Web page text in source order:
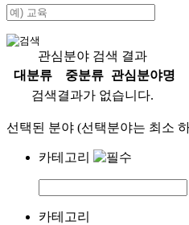
관심분야 검색 결과
대분류
중분류
관심분야명
검색결과가 없습니다.
선택된 분야 (선택분야는 최소
카테고리
카테고리